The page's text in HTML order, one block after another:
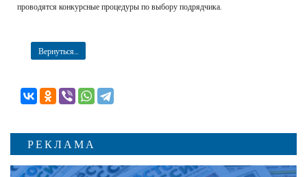
проводятся конкурсные процедуры по выбору подрядчика.
Вернуться...
РЕКЛАМА